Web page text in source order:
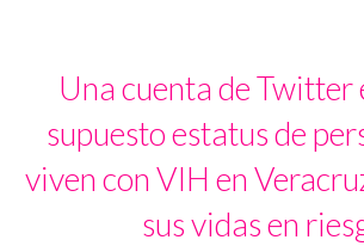
Una cuenta de Twitter
supuesto estatus de
viven con VIH en
sus vidas en